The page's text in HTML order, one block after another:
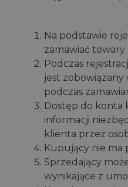
Na podstawie
zamawiać
Podczas
jest
podczas
Dostęp do konta
informacji
klienta przez
Kupujący nie ma
Sprzedający
wynikające z